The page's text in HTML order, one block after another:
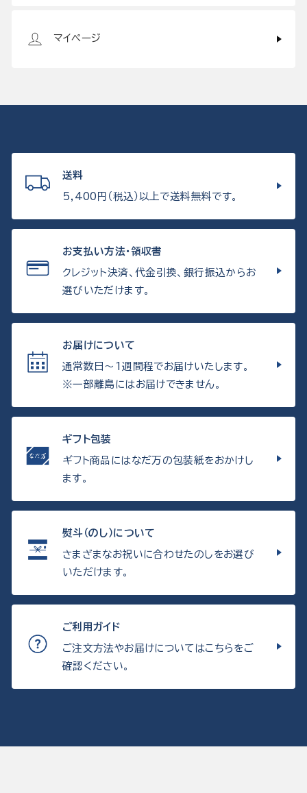
マイページ
送料
5,400円（税込）以上で送料無料です。
お支払い方法・領収書
クレジット決済、代金引換、銀行振込からお
選びいただけます。
お届けについて
通常数日〜1週間程でお届けいたします。
※一部離島にはお届けできません。
ギフト包装
ギフト商品にはなだ万の包装紙をおかけし
ます。
熨斗（のし）について
さまざまなお祝いに合わせたのしをお選び
いただけます。
ご利用ガイド
ご注文方法やお届けについてはこちらをご
確認ください。